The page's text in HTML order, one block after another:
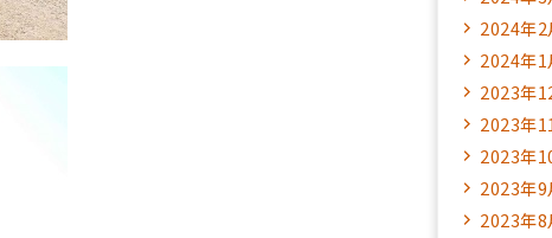
2024年2
2024年1
2023年
2023年
2023年
2023年9
2023年8